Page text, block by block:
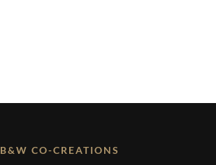
B&W CO-CREATIONS